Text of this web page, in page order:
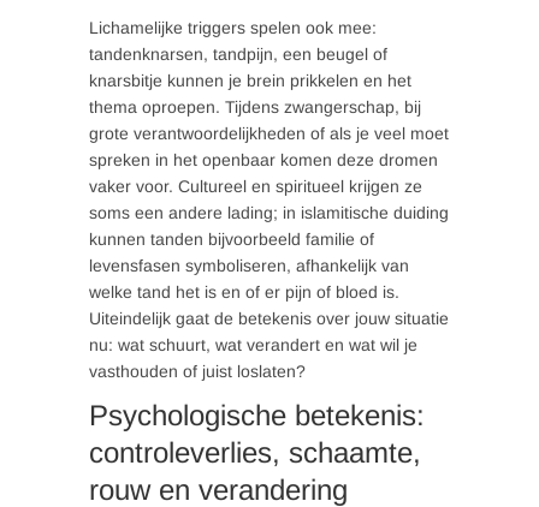
Lichamelijke triggers spelen ook mee:
tandenknarsen, tandpijn, een beugel of
knarsbitje kunnen je brein prikkelen en het
thema oproepen. Tijdens zwangerschap, bij
grote verantwoordelijkheden of als je veel moet
spreken in het openbaar komen deze dromen
vaker voor. Cultureel en spiritueel krijgen ze
soms een andere lading; in islamitische duiding
kunnen tanden bijvoorbeeld familie of
levensfasen symboliseren, afhankelijk van
welke tand het is en of er pijn of bloed is.
Uiteindelijk gaat de betekenis over jouw situatie
nu: wat schuurt, wat verandert en wat wil je
vasthouden of juist loslaten?
Psychologische betekenis:
controleverlies, schaamte,
rouw en verandering